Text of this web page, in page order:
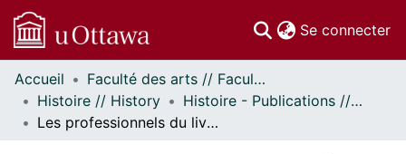
Se connecter
Communautés
et collections
Parcourir
Accueil
Faculté des arts // Faculty of Arts
Histoire // History
Histoire - Publications // History - Publications
Les professionnels du livre à la fin du XIIIe siècle : l'enseignement des registres fiscaux parisiens